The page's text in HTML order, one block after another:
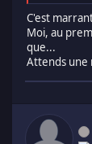
C'est
Moi, au
que...
Attends une